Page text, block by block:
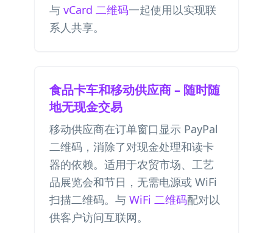
与 vCard 二维码一起使用以实现联
系人共享。
食品卡车和移动供应商 – 随时随
地无现金交易
移动供应商在订单窗口显示 PayPal
二维码，消除了对现金处理和读卡
器的依赖。适用于农贸市场、工艺
品展览会和节日，无需电源或 WiFi
扫描二维码。与 WiFi 二维码配对以
供客户访问互联网。